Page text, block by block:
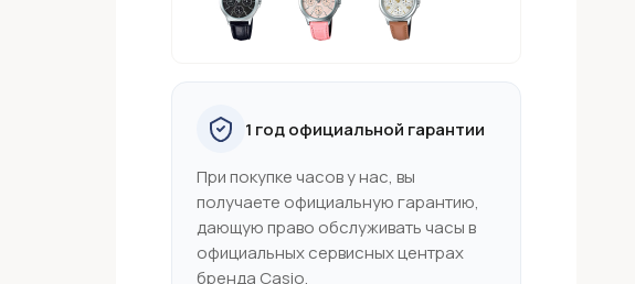
1 год официальной гарантии
При покупке часов у нас, вы
получаете официальную гарантию,
дающую право обслуживать часы в
официальных сервисных центрах
бренда Casio.